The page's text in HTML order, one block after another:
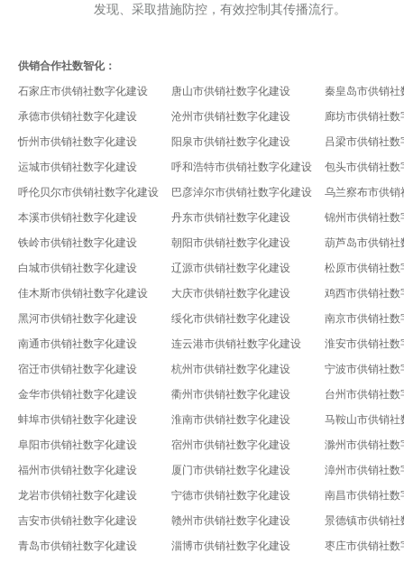
发现、采取措施防控，有效控制其传播流行。
供销合作社数智化：
石家庄市供销社数字化建设
唐山市供销社数字化建设
秦皇岛市供销社
承德市供销社数字化建设
沧州市供销社数字化建设
廊坊市供销社数
忻州市供销社数字化建设
阳泉市供销社数字化建设
吕梁市供销社数
运城市供销社数字化建设
呼和浩特市供销社数字化建设
包头市供销社数
呼伦贝尔市供销社数字化建设
巴彦淖尔市供销社数字化建设
乌兰察布市供销
本溪市供销社数字化建设
丹东市供销社数字化建设
锦州市供销社数
铁岭市供销社数字化建设
朝阳市供销社数字化建设
葫芦岛市供销社
白城市供销社数字化建设
辽源市供销社数字化建设
松原市供销社数
佳木斯市供销社数字化建设
大庆市供销社数字化建设
鸡西市供销社数
黑河市供销社数字化建设
绥化市供销社数字化建设
南京市供销社数
南通市供销社数字化建设
连云港市供销社数字化建设
淮安市供销社数
宿迁市供销社数字化建设
杭州市供销社数字化建设
宁波市供销社数
金华市供销社数字化建设
衢州市供销社数字化建设
台州市供销社数
蚌埠市供销社数字化建设
淮南市供销社数字化建设
马鞍山市供销社
阜阳市供销社数字化建设
宿州市供销社数字化建设
滁州市供销社数
福州市供销社数字化建设
厦门市供销社数字化建设
漳州市供销社数
龙岩市供销社数字化建设
宁德市供销社数字化建设
南昌市供销社数
吉安市供销社数字化建设
赣州市供销社数字化建设
景德镇市供销社
青岛市供销社数字化建设
淄博市供销社数字化建设
枣庄市供销社数